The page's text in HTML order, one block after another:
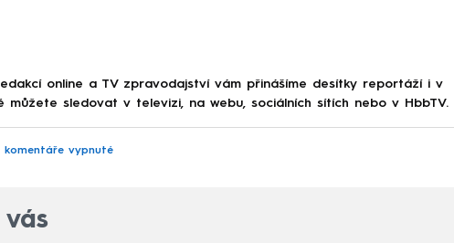
online a TV zpravodajství vám přinášíme desítky reportáží i v
sledovat v televizi, na webu, sociálních sítích nebo v HbbTV.
komentáře vypnuté